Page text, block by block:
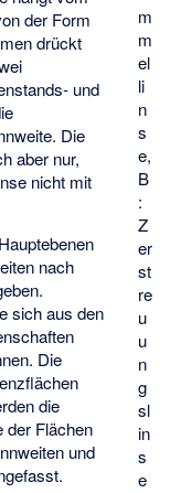
m
m
el
li
n
s
e,
B
:
Z
er
st
re
u
u
n
g
sl
in
s
e
der Form
drückt
und
Die
aber nur,
nicht mit
nach
sich aus den
Die
die
der Flächen
und